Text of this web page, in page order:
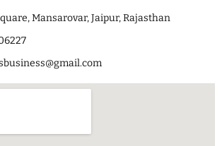
Mansarovar, Jaipur, Rajasthan